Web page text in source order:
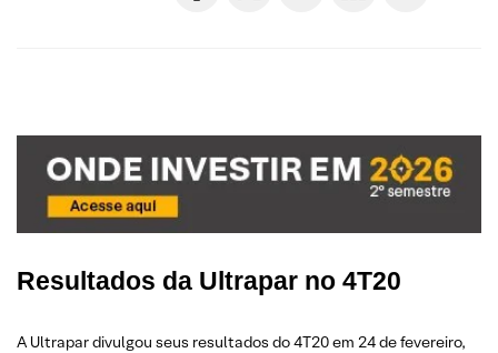
Resultados da Ultrapar no 4T20
A Ultrapar divulgou seus resultados do 4T20 em 24 de fevereiro,